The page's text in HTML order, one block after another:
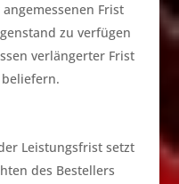
Frist
zu verfügen
verlängerter Frist
Leistungsfrist setzt
des Bestellers